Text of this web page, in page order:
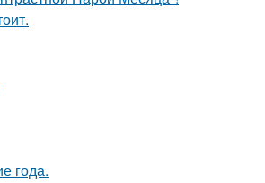
года.